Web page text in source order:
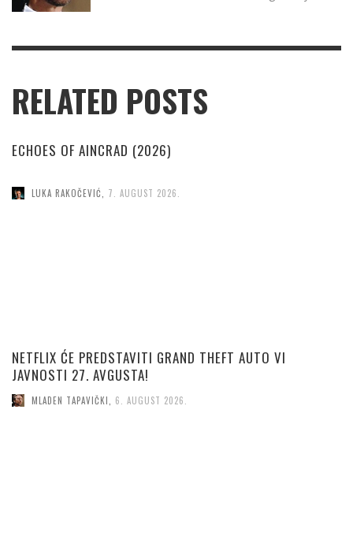
RELATED POSTS
ECHOES OF AINCRAD (2026)
LUKA RAKOČEVIĆ, 7. AUGUST 2026.
NETFLIX ĆE PREDSTAVITI GRAND THEFT AUTO VI
JAVNOSTI 27. AVGUSTA!
MLADEN TAPAVIČKI 6. AUGUST 2026.